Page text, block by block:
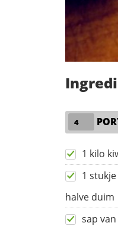
1 kilo
1
halve duim
sap